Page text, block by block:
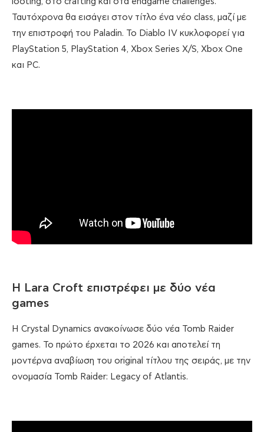
Ταυτόχρονα θα εισάγει στον τίτλο ένα νέο class, μαζί με
την επιστροφή του Paladin. Το Diablo IV κυκλοφορεί για
PlayStation 5, PlayStation 4, Xbox Series X/S, Xbox One
και PC.
Η Lara Croft επιστρέφει με δύο νέα
games
Η Crystal Dynamics ανακοίνωσε δύο νέα Tomb Raider
games. Το πρώτο έρχεται το 2026 και αποτελεί τη
μοντέρνα αναβίωση του original τίτλου της σειράς, με την
ονομασία Tomb Raider: Legacy of Atlantis.